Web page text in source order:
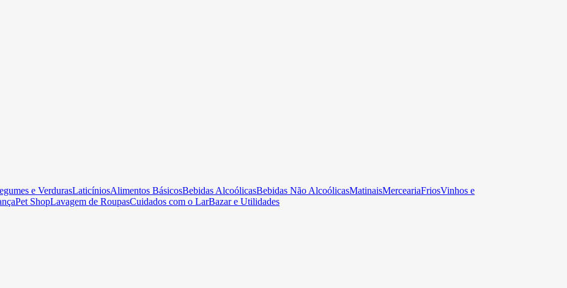
e VerdurasLaticíniosAlimentos BásicosBebidas AlcoólicasBebidas Não AlcoólicasMatinaisMerceariaFriosVinhos e
Pet ShopLavagem de RoupasCuidados com o LarBazar e Utilidades